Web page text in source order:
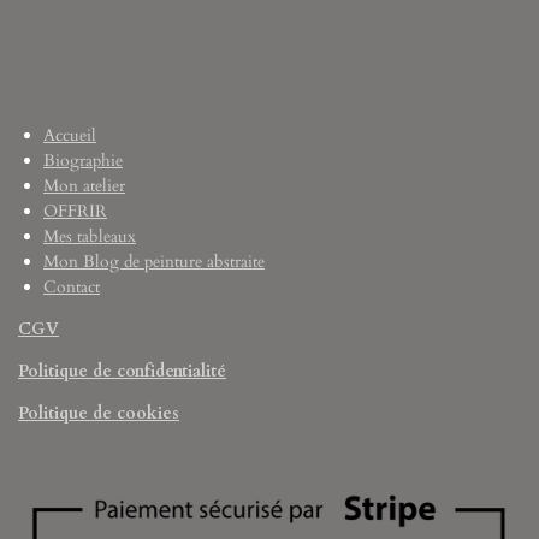
Accueil
Biographie
Mon atelier
OFFRIR
Mes tableaux
Mon Blog de peinture abstraite
Contact
CGV
Politique de confidentialité
Politique de cookies